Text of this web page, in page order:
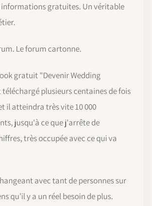
informations gratuites. Un véritable
Le forum cartonne.
gratuit "Devenir Wedding
téléchargé plusieurs centaines de fois
il atteindra très vite 10 000
jusqu'à ce que j'arrête de
très occupée avec ce qui va
avec tant de personnes sur
qu’il y a un réel besoin de plus.